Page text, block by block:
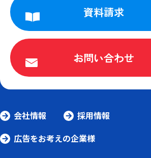
資料請求
お問い合わせ
会社情報
採用情報
広告をお考えの企業様